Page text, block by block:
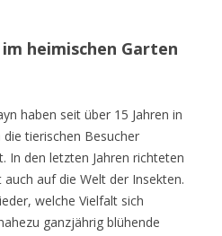
heimischen Garten
haben seit über 15 Jahren in
tierischen Besucher
den letzten Jahren richteten
auf die Welt der Insekten.
welche Vielfalt sich
ganzjährig blühende